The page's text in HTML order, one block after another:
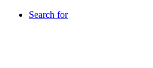
Search for